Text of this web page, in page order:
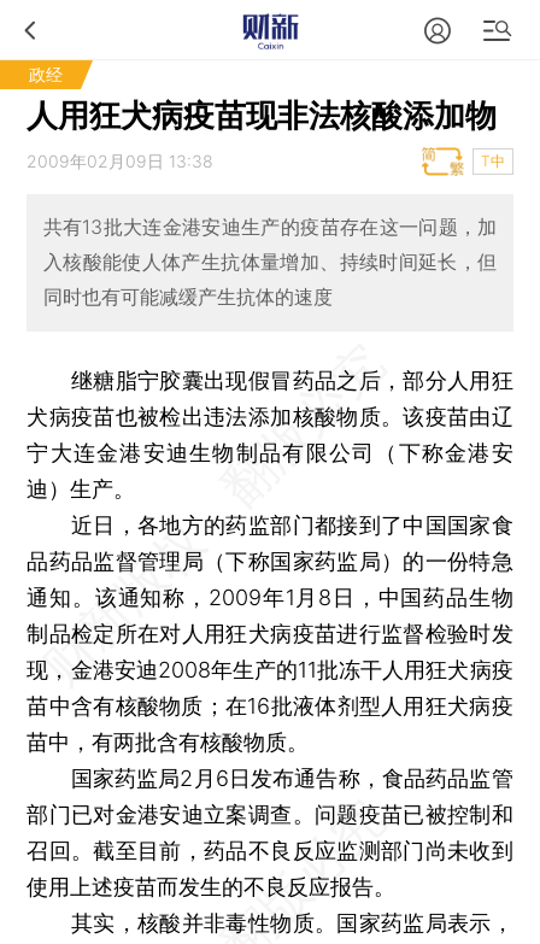
政经
人用狂犬病疫苗现非法核酸添加物
2009年02月09日 13:38 T中
共有13批大连金港安迪生产的疫苗存在这一问题，加
入核酸能使人体产生抗体量增加、持续时间延长，但
同时也有可能减缓产生抗体的速度
继糖脂宁胶囊出现假冒药品之后，部分人用狂
犬病疫苗也被检出违法添加核酸物质。该疫苗由辽
宁大连金港安迪生物制品有限公司（下称金港安
迪）生产。
近日，各地方的药监部门都接到了中国国家食
品药品监督管理局（下称国家药监局）的一份特急
通知。该通知称，2009年1月8日，中国药品生物
制品检定所在对人用狂犬病疫苗进行监督检验时发
现，金港安迪2008年生产的11批冻干人用狂犬病疫
苗中含有核酸物质；在16批液体剂型人用狂犬病疫
苗中，有两批含有核酸物质。
国家药监局2月6日发布通告称，食品药品监管
部门已对金港安迪立案调查。问题疫苗已被控制和
召回。截至目前，药品不良反应监测部门尚未收到
使用上述疫苗而发生的不良反应报告。
其实，核酸并非毒性物质。国家药监局表示，